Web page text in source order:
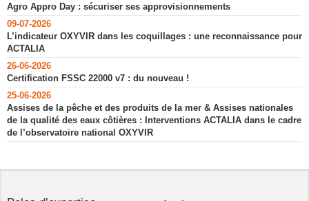
Agro Appro Day : sécuriser ses approvisionnements
09-07-2026
L’indicateur OXYVIR dans les coquillages : une reconnaissance pour
ACTALIA
26-06-2026
Certification FSSC 22000 v7 : du nouveau !
25-06-2026
Assises de la pêche et des produits de la mer & Assises nationales
de la qualité des eaux côtières : Interventions ACTALIA dans le cadre
de l’observatoire national OXYVIR